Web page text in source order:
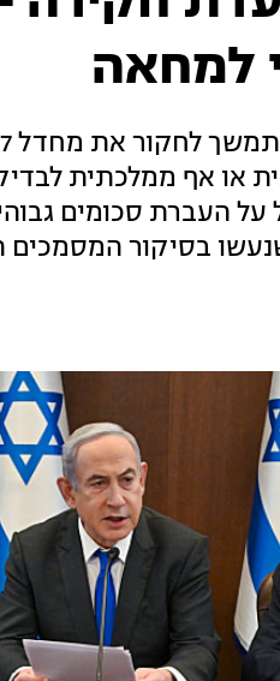
למחאה
או אף ממלכתית
על העברת סכומים
בסיקור המסמכים